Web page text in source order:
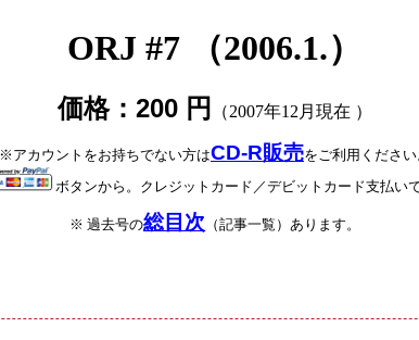
ORJ #7 （2006.1.）
価格：200 円 （2007年12月現在 ）
※アカウントをお持ちでない方はCD-R販売をご利用ください
ボタンから。クレジットカード／デビットカード支払い
※ 過去号の総目次 （記事一覧）あります。